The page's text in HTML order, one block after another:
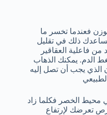
فعندما تخسر ما
سيساعدك ذلك في تقليل
فاعلية العقاقير
الدم. يمكنك الذهاب
الذي يجب أن تصل إليه
محيط الخصر فكلما زاد
تعرضك لإرتفاع